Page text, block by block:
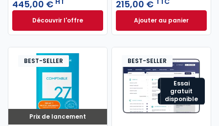
445,00 €
Découvrir l'offreGenIA-L DAF à partir de
Dès
215,00 €
Ajouter au panier
Mémento Fiscal
Prix de lancement
BEST-SELLER
Essai
gratuit
disponible
BEST-SELLER